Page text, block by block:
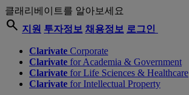
클래리베이트를 알아보세요
search 지원 투자정보 채용정보 로그인
Clarivate Corporate
Clarivate for Academia & Government
Clarivate for Life Sciences & Healthcare
Clarivate for Intellectual Property